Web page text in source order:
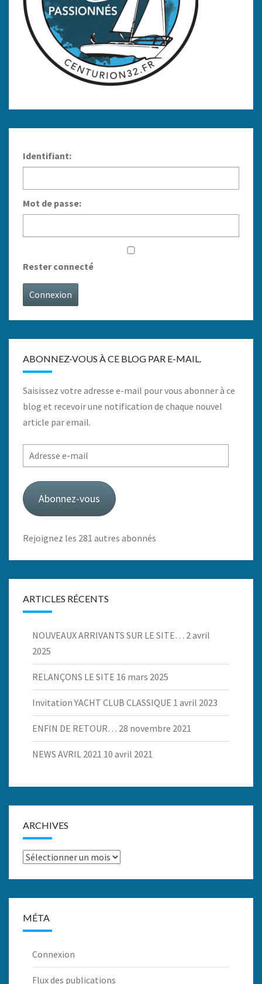
Identifiant:
Mot de passe:
Rester connecté
Connexion
ABONNEZ-VOUS À CE BLOG PAR E-MAIL.
Saisissez votre adresse e-mail pour vous abonner à ce
blog et recevoir une notification de chaque nouvel
article par email.
Adresse
e-
mail
Abonnez-vous
Rejoignez les 281 autres abonnés
ARTICLES RÉCENTS
NOUVEAUX ARRIVANTS SUR LE SITE… 2 avril
2025
RELANÇONS LE SITE 16 mars 2025
Invitation YACHT CLUB CLASSIQUE 1 avril 2023
ENFIN DE RETOUR… 28 novembre 2021
NEWS AVRIL 2021 10 avril 2021
ARCHIVES
Archives
MÉTA
Connexion
Flux des publications